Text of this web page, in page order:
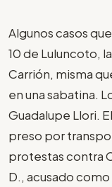
Algunos casos
10 de Luluncoto,
Carrión, misma
en una sabatina.
Guadalupe Llori.
preso por
protestas contra
D., acusado